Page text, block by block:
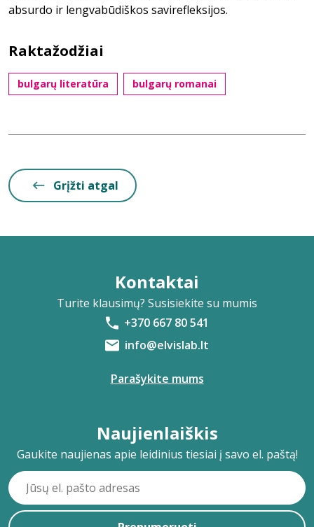
absurdo ir lengvabūdiškos savirefleksijos.
Raktažodžiai
bulgarų literatūra bulgarų romanai
Grįžti atgal
Kontaktai
Turite klausimų? Susisiekite su mumis
+370 667 80 541
info@elvislab.lt
Parašykite mums
Naujienlaiškis
Gaukite naujienas apie leidinius tiesiai į savo el. paštą!